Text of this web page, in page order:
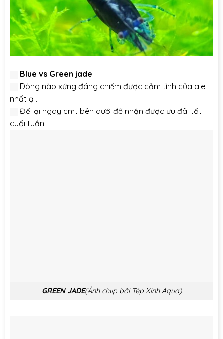
Blue vs Green jade
Dòng nào xứng đáng chiếm được cảm tình của a.e
nhất ạ .
Để lại ngay cmt bên dưới để nhận được ưu đãi tốt
cuối tuần.
GREEN JADE(Ảnh chụp bởi Tép Xinh Aqua)